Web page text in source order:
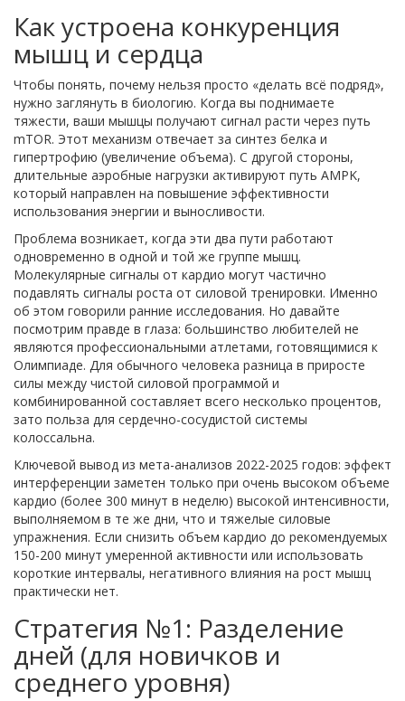
Как устроена конкуренция
мышц и сердца
Чтобы понять, почему нельзя просто «делать всё подряд»,
нужно заглянуть в биологию. Когда вы поднимаете
тяжести, ваши мышцы получают сигнал расти через путь
mTOR. Этот механизм отвечает за синтез белка и
гипертрофию (увеличение объема). С другой стороны,
длительные аэробные нагрузки активируют путь AMPK,
который направлен на повышение эффективности
использования энергии и выносливости.
Проблема возникает, когда эти два пути работают
одновременно в одной и той же группе мышц.
Молекулярные сигналы от кардио могут частично
подавлять сигналы роста от силовой тренировки. Именно
об этом говорили ранние исследования. Но давайте
посмотрим правде в глаза: большинство любителей не
являются профессиональными атлетами, готовящимися к
Олимпиаде. Для обычного человека разница в приросте
силы между чистой силовой программой и
комбинированной составляет всего несколько процентов,
зато польза для сердечно-сосудистой системы
колоссальна.
Ключевой вывод из мета-анализов 2022-2025 годов: эффект
интерференции заметен только при очень высоком объеме
кардио (более 300 минут в неделю) высокой интенсивности,
выполняемом в те же дни, что и тяжелые силовые
упражнения. Если снизить объем кардио до рекомендуемых
150-200 минут умеренной активности или использовать
короткие интервалы, негативного влияния на рост мышц
практически нет.
Стратегия №1: Разделение
дней (для новичков и
среднего уровня)